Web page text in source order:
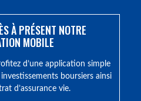
À PRÉSENT NOTRE
MOBILE
d’une application simple
boursiers ainsi
d’assurance vie.